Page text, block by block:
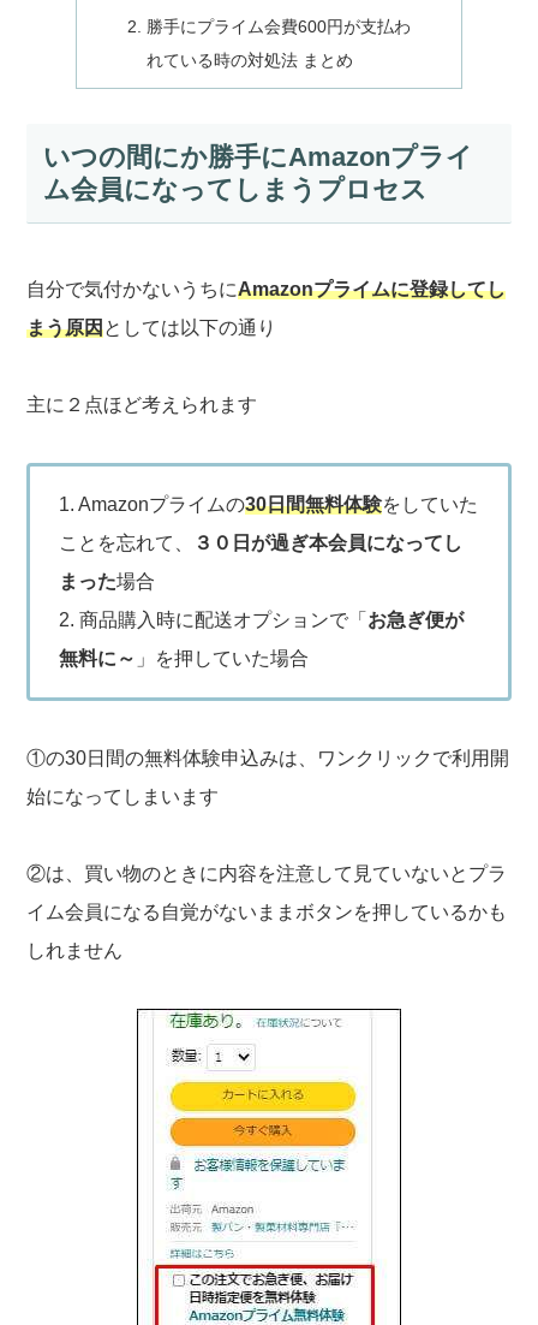
勝手にプライム会費600円が支払わ
れている時の対処法 まとめ
いつの間にか勝手にAmazonプライ
ム会員になってしまうプロセス
自分で気付かないうちにAmazonプライムに登録してし
まう原因としては以下の通り
主に２点ほど考えられます
1. Amazonプライムの30日間無料体験をしていた
ことを忘れて、
３０日が過ぎ本会員になってし
まった場合
2. 商品購入時に配送オプションで「 お急ぎ便が
無料に～ 」を押していた場合
①の30日間の無料体験申込みは、ワンクリックで利用開
始になってしまいます
②は、買い物のときに内容を注意して見ていないとプラ
イム会員になる自覚がないままボタンを押しているかも
しれません